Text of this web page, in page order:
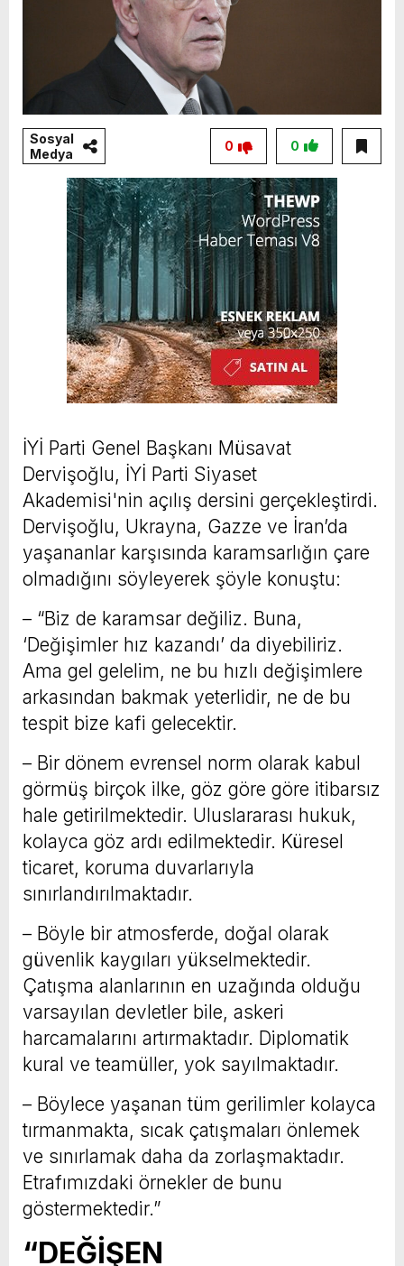
Sosyal
Medya
0
0
İYİ Parti Genel Başkanı Müsavat
Dervişoğlu, İYİ Parti Siyaset
Akademisi'nin açılış dersini gerçekleştirdi.
Dervişoğlu, Ukrayna, Gazze ve İran’da
yaşananlar karşısında karamsarlığın çare
olmadığını söyleyerek şöyle konuştu:
– “Biz de karamsar değiliz. Buna,
‘Değişimler hız kazandı’ da diyebiliriz.
Ama gel gelelim, ne bu hızlı değişimlere
arkasından bakmak yeterlidir, ne de bu
tespit bize kafi gelecektir.
– Bir dönem evrensel norm olarak kabul
görmüş birçok ilke, göz göre göre itibarsız
hale getirilmektedir. Uluslararası hukuk,
kolayca göz ardı edilmektedir. Küresel
ticaret, koruma duvarlarıyla
sınırlandırılmaktadır.
– Böyle bir atmosferde, doğal olarak
güvenlik kaygıları yükselmektedir.
Çatışma alanlarının en uzağında olduğu
varsayılan devletler bile, askeri
harcamalarını artırmaktadır. Diplomatik
kural ve teamüller, yok sayılmaktadır.
– Böylece yaşanan tüm gerilimler kolayca
tırmanmakta, sıcak çatışmaları önlemek
ve sınırlamak daha da zorlaşmaktadır.
Etrafımızdaki örnekler de bunu
göstermektedir.”
“DEĞİŞEN